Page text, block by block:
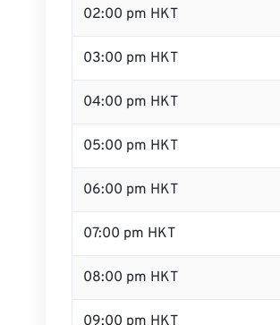
02:00 pm HKT
03:00 pm HKT
04:00 pm HKT
05:00 pm HKT
06:00 pm HKT
07:00 pm HKT
08:00 pm HKT
09:00 pm HKT